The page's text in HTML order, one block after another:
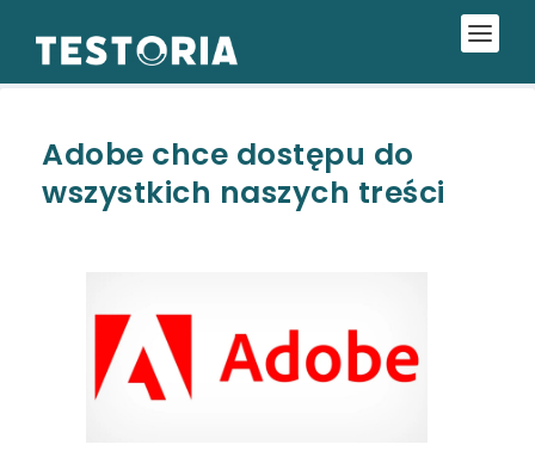
Adobe chce dostępu do
wszystkich naszych treści